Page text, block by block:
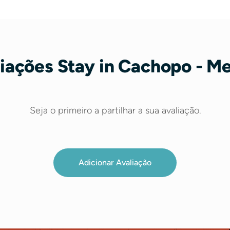
Stay in Cachopo -
Seja o primeiro a partilhar a sua avaliação.
Adicionar Avaliação